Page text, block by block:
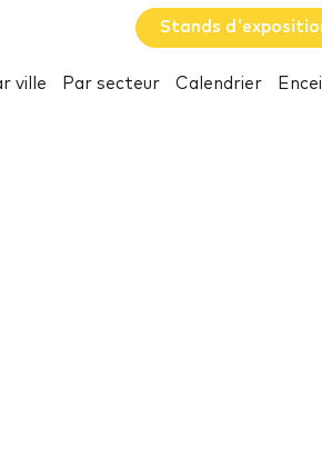
Stands
ville Par secteur Calendrier